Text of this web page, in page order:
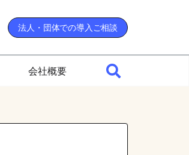
法人・団体での導入ご相談
会社概要